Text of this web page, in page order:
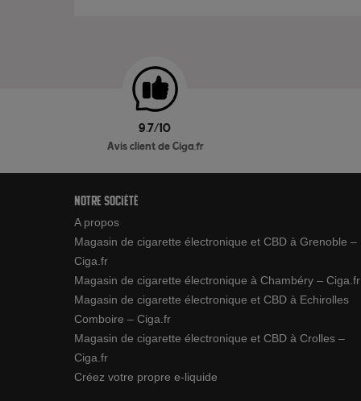
9.7/10
Avis client de Ciga.fr
Notre société
A propos
Magasin de cigarette électronique et CBD à Grenoble –
Ciga.fr
Magasin de cigarette électronique à Chambéry – Ciga.fr
Magasin de cigarette électronique et CBD à Echirolles
Comboire – Ciga.fr
Magasin de cigarette électronique et CBD à Crolles –
Ciga.fr
Créez votre propre e-liquide